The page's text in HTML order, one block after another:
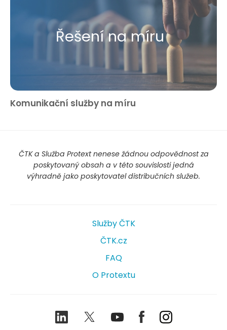
Řešení na míru
Komunikační služby na míru
ČTK a Služba Protext nenese žádnou odpovědnost za
poskytovaný obsah a v této souvislosti jedná
výhradně jako poskytovatel distribučních služeb.
Služby ČTK
ČTK.cz
FAQ
O Protextu
LinkedIn TwitterYoutubeFacebookInstagram